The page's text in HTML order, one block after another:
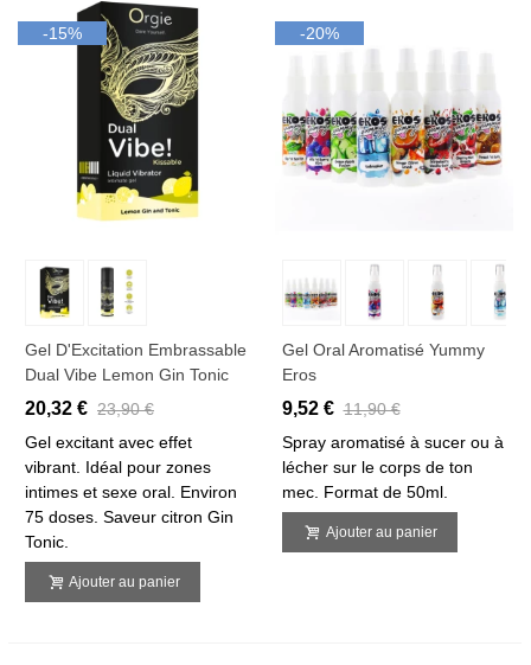
-15%
Gel D'Excitation Embrassable
Dual Vibe Lemon Gin Tonic
20,32 € 23,90 €
Gel excitant avec effet
vibrant. Idéal pour zones
intimes et sexe oral. Environ
75 doses. Saveur citron Gin
Tonic.
Ajouter au panier
-20%
Gel Oral Aromatisé Yummy
Eros
9,52 € 11,90 €
Spray aromatisé à sucer ou à
lécher sur le corps de ton
mec. Format de 50ml.
Ajouter au panier